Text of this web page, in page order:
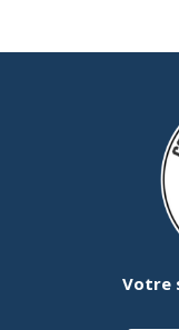
Votre